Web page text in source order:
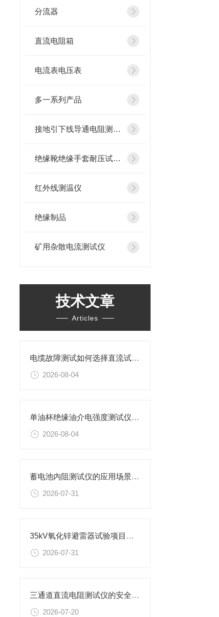
分流器
直流电阻箱
电流表电压表
多一系列产品
接地引下线导通电阻测试仪
绝缘靴绝缘手套耐压试验装置
红外线测温仪
绝缘制品
矿用杂散电流测试仪
技术文章
Articles
电缆故障测试如何选择直流试验还是交流试验？
2026-08-04
单油杯绝缘油介电强度测试仪特性及操作步骤
2026-08-04
蓄电池内阻测试仪的应用场景有哪些
2026-07-31
35kV氧化锌避雷器试验项目及设备
2026-07-31
三通道直流电阻测试仪的安全使用准则
2026-07-20